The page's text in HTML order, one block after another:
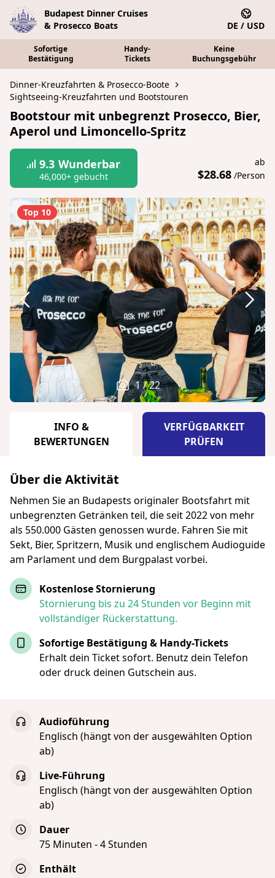
Budapest Dinner Cruises
& Prosecco Boats
DE / USD
Sofortige
Bestätigung
Handy-
Tickets
Keine
Buchungsgebühr
Dinner-Kreuzfahrten & Prosecco-Boote
Sightseeing-Kreuzfahrten und Bootstouren
Bootstour mit unbegrenzt Prosecco, Bier,
Aperol und Limoncello-Spritz
9.3 Wunderbar
46,000+ gebucht
ab
$28.68 /Person
Top 10
1 / 22
INFO &
BEWERTUNGEN
VERFÜGBARKEIT
PRÜFEN
Über die Aktivität
Nehmen Sie an Budapests originaler Bootsfahrt mit
unbegrenzten Getränken teil, die seit 2022 von mehr
als 550.000 Gästen genossen wurde. Fahren Sie mit
Sekt, Bier, Spritzern, Musik und englischem Audioguide
am Parlament und dem Burgpalast vorbei.
Kostenlose Stornierung
Stornierung bis zu 24 Stunden vor Beginn mit
vollständiger Rückerstattung.
Sofortige Bestätigung & Handy-Tickets
Erhalt dein Ticket sofort. Benutz dein Telefon
oder druck deinen Gutschein aus.
Audioführung
Englisch (hängt von der ausgewählten Option
ab)
Live-Führung
Englisch (hängt von der ausgewählten Option
ab)
Dauer
75 Minuten - 4 Stunden
Enthält